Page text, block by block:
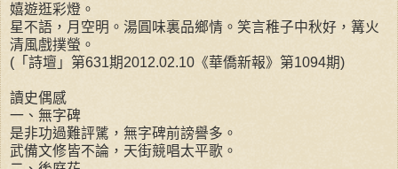
嬉遊逛彩燈。
星不語，月空明。湯圓味裏品鄉情。笑言稚子中秋好，篝火
清風戲撲螢。
(「詩壇」第631期2012.02.10《華僑新報》第1094期)
讀史偶感
一、無字碑
是非功過難評騭，無字碑前謗譽多。
武備文修皆不論，天街競唱太平歌。